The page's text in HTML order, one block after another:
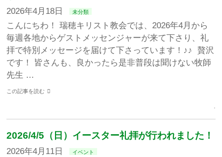
2026年4月18日 未分類
こんにちわ！ 瑞穂キリスト教会では、2026年4月から
毎週各地からゲストメッセンジャーが来て下さり、礼
拝で特別メッセージを届けて下さっています！♪♪ 贅沢
です！ 皆さんも、良かったら是非普段は聞けない牧師
先生 …
この記事を読む
2026/4/5（日）イースター礼拝が行われました！
2026年4月11日 イベント